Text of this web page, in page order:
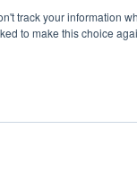
track your information
to make this choice